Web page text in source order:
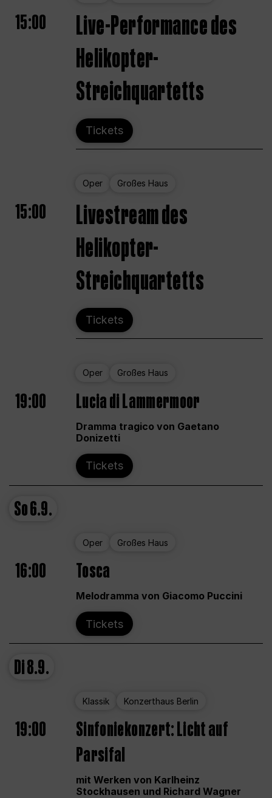
15:00
Live-Performance des
Helikopter-
Streichquartetts
Tickets
Oper Großes Haus
15:00
Livestream des
Helikopter-
Streichquartetts
Tickets
Oper Großes Haus
19:00 Lucia di Lammermoor
Dramma tragico von Gaetano
Donizetti
Tickets
So6.9.
Oper Großes Haus
16:00 Tosca
Melodramma von Giacomo Puccini
Tickets
Di8.9.
Klassik Konzerthaus Berlin
19:00
Sinfoniekonzert: Licht auf
Parsifal
mit Werken von Karlheinz
Stockhausen und Richard Wagner